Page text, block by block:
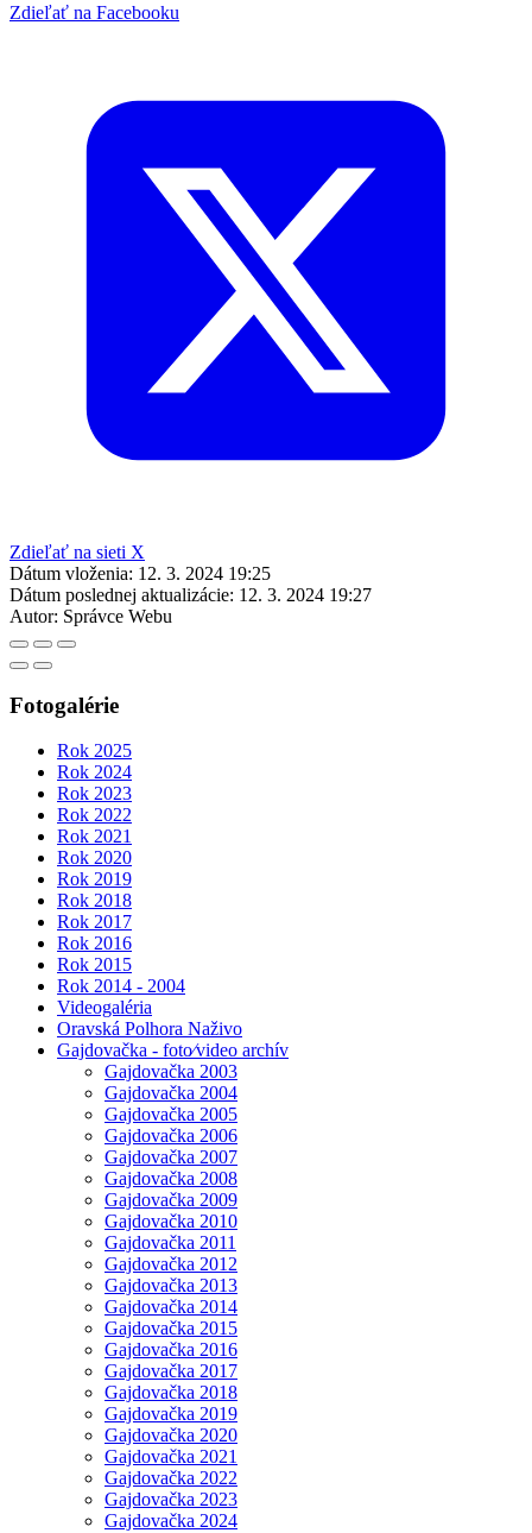
Zdieľať na Facebooku
Zdieľať na sieti X
Dátum vloženia: 12. 3. 2024 19:25
Dátum poslednej aktualizácie: 12. 3. 2024 19:27
Autor: Správce Webu
Fotogalérie
Rok 2025
Rok 2024
Rok 2023
Rok 2022
Rok 2021
Rok 2020
Rok 2019
Rok 2018
Rok 2017
Rok 2016
Rok 2015
Rok 2014 - 2004
Videogaléria
Oravská Polhora Naživo
Gajdovačka - foto⁄video archív
Gajdovačka 2003
Gajdovačka 2004
Gajdovačka 2005
Gajdovačka 2006
Gajdovačka 2007
Gajdovačka 2008
Gajdovačka 2009
Gajdovačka 2010
Gajdovačka 2011
Gajdovačka 2012
Gajdovačka 2013
Gajdovačka 2014
Gajdovačka 2015
Gajdovačka 2016
Gajdovačka 2017
Gajdovačka 2018
Gajdovačka 2019
Gajdovačka 2020
Gajdovačka 2021
Gajdovačka 2022
Gajdovačka 2023
Gajdovačka 2024